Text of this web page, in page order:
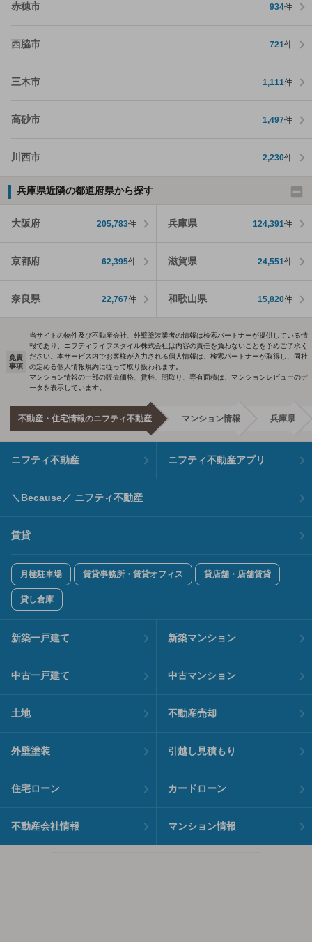
赤穂市 934件
西脇市 721件
三木市 1,111件
高砂市 1,497件
川西市 2,230件
兵庫県近隣の都道府県から探す
大阪府 205,783件 兵庫県 124,391件
京都府 62,395件 滋賀県 24,551件
奈良県 22,767件 和歌山県 15,820件
免責
事項
当サイトの物件及び不動産会社、外壁塗装業者の情報は検索パートナーが提供している情
報であり、ニフティライフスタイル株式会社は内容の責任を負わないことを予めご了承く
ださい。本サービス内でお客様が入力される個人情報は、検索パートナーが取得し、同社
の定める個人情報規約に従って取り扱われます。
マンション情報の一部の販売価格、賃料、間取り、専有面積は、マンションレビューのデ
ータを表示しています。
不動産・住宅情報のニフティ不動産 マンション情報 兵庫県
ニフティ不動産 ニフティ不動産アプリ
＼Because／ ニフティ不動産
賃貸
月極駐車場 賃貸事務所・賃貸オフィス 貸店舗・店舗賃貸
貸し倉庫
新築一戸建て 新築マンション
中古一戸建て 中古マンション
土地 不動産売却
外壁塗装 引越し見積もり
住宅ローン カードローン
不動産会社情報 マンション情報